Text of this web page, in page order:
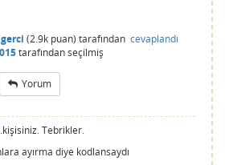
(2.9k puan) tarafından cevaplandı
tarafındanseçilmiş
Yorum
Tebrikler.
ayırma diye kodlansaydı